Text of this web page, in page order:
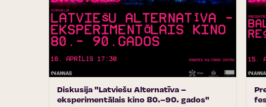
Diskusija "Latviešu Alternatīva –
eksperimentālais kino 80.–90. gados"